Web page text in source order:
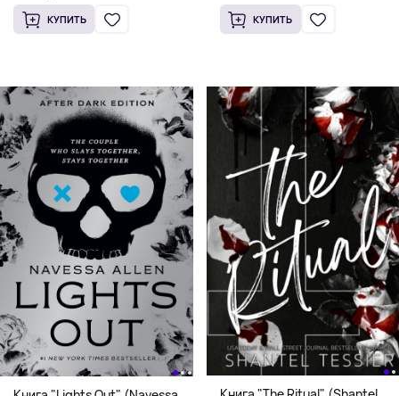
КУПИТЬ КУПИТЬ